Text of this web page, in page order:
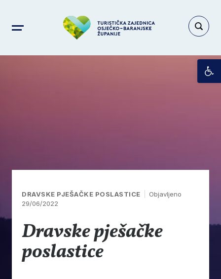
DRAVSKE PJEŠAČKE POSLASTICE
Objavljeno
29/06/2022
Dravske pješačke
poslastice